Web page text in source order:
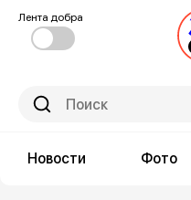
Лента добра
Новости Фото